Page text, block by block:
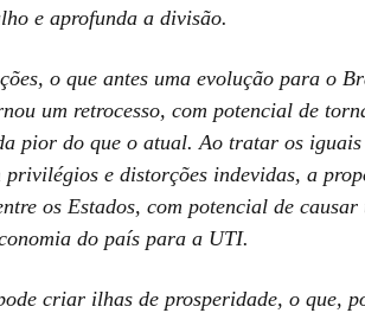
e aprofunda a divisão.
o que antes uma evolução para o
um retrocesso, com potencial de
pior do que o atual. Ao tratar os
privilégios e distorções indevidas, a
os Estados, com potencial de causar
do país para a UTI.
criar ilhas de prosperidade, o que,